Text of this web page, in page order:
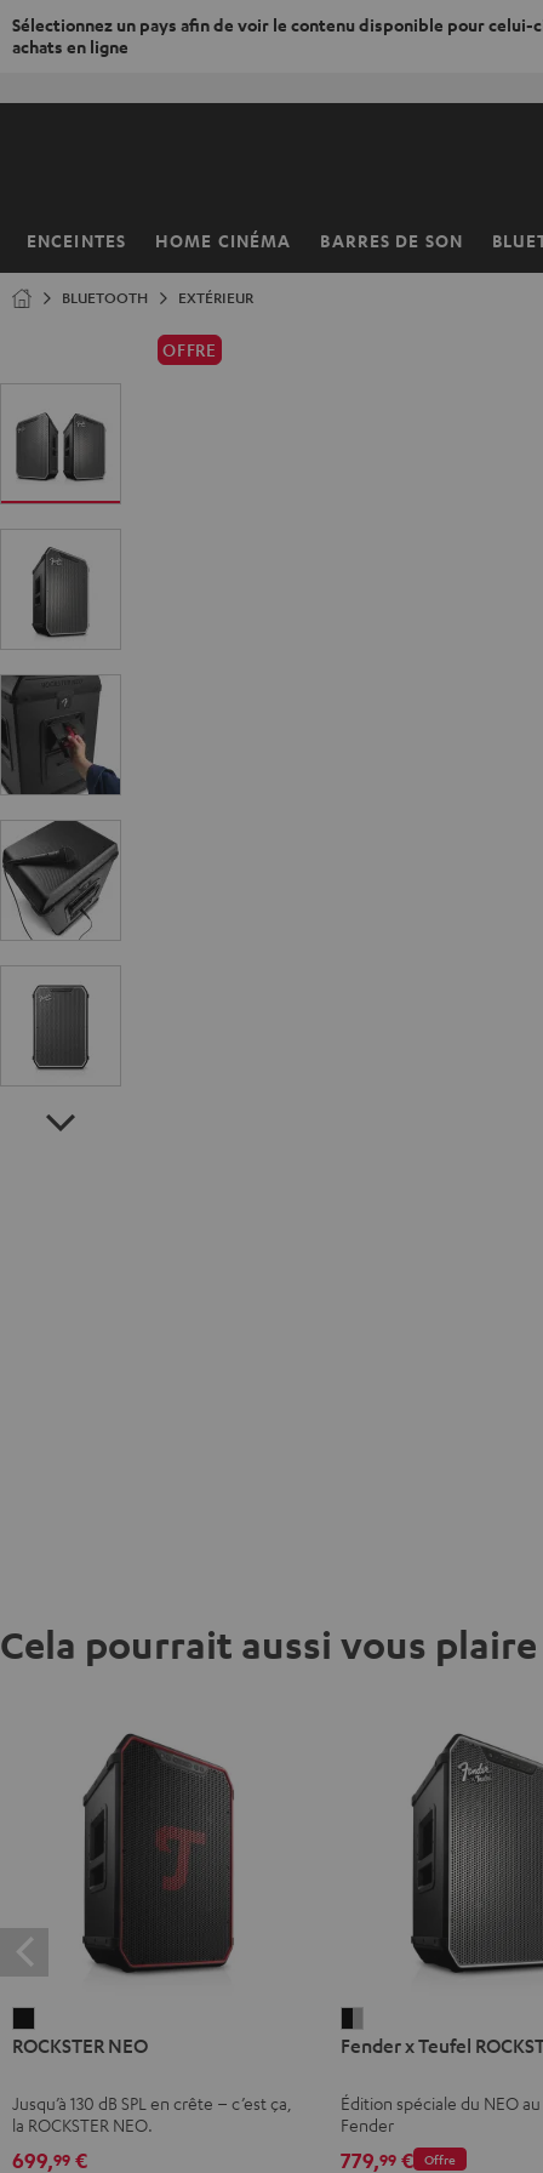
Sélectionnez un pays afin de voir le contenu disponible pour celui-
achats en ligne
ENCEINTES HOME CINÉMA BARRES DE SON
Page
BLUETOOTH EXTÉRIEUR
OFFRE
Cela pourrait aussi vous plaire
NEO
ROCKSTER NEO
Jusqu’à 130 dB SPL en crête – c’est ça,
la ROCKSTER NEO.
699,99 €
x
ROCKSTER
NEO
Black
Fender x Teufel
Édition spéciale du NEO
Fender
Offre
779,99€